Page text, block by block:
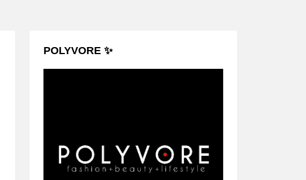
POLYVORE ✨